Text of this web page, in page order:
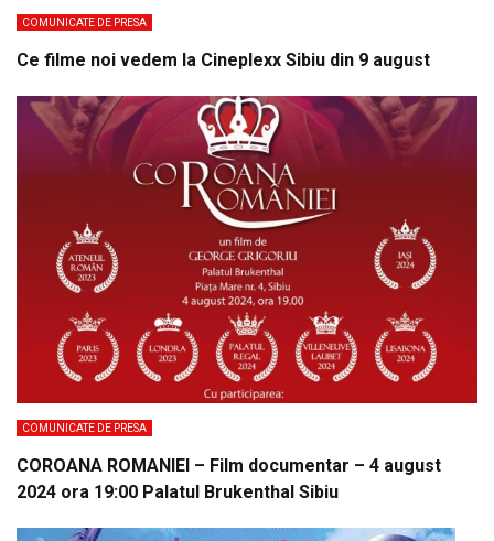
COMUNICATE DE PRESA
Ce filme noi vedem la Cineplexx Sibiu din 9 august
COMUNICATE DE PRESA
COROANA ROMANIEI – Film documentar – 4 august
2024 ora 19:00 Palatul Brukenthal Sibiu